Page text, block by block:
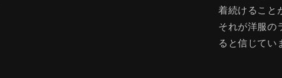
着続けること
それが洋服の
ると信じてい